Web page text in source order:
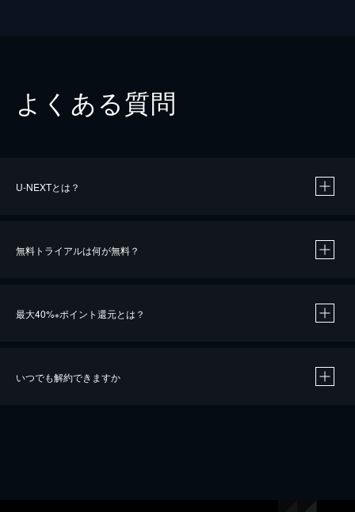
よくある質問
U-NEXTとは？
無料トライアルは何が無料？
最大40%※ポイント還元とは？
いつでも解約できますか